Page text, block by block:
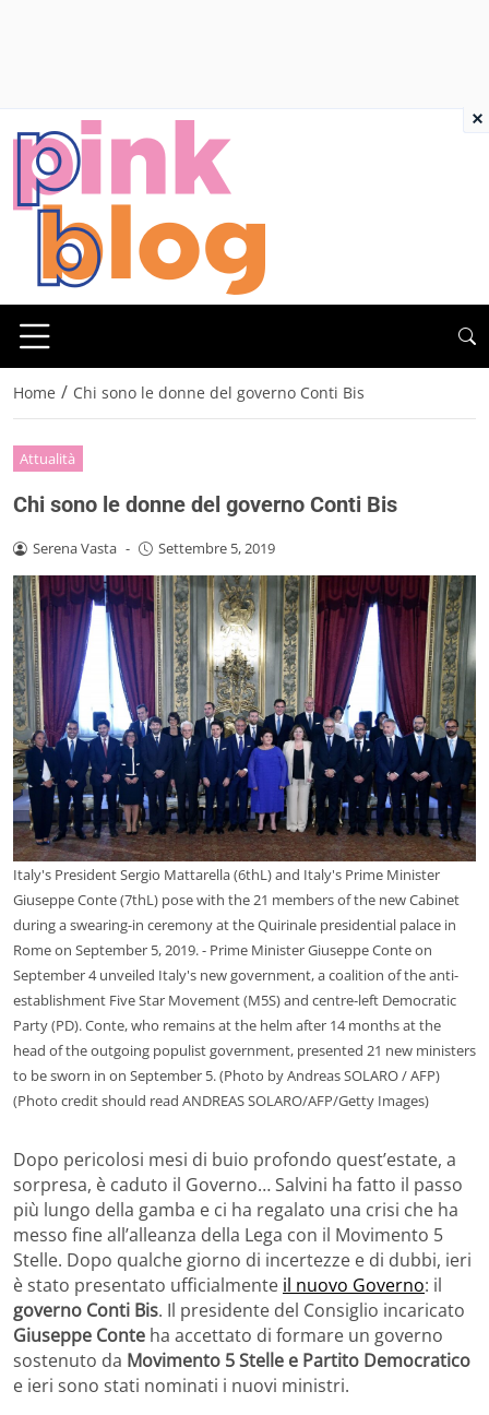
Home / Chi sono le donne del governo Conti Bis
Attualità
Chi sono le donne del governo Conti Bis
Serena Vasta - Settembre 5, 2019
Italy's President Sergio Mattarella (6thL) and Italy's Prime Minister
Giuseppe Conte (7thL) pose with the 21 members of the new Cabinet
during a swearing-in ceremony at the Quirinale presidential palace in
Rome on September 5, 2019. - Prime Minister Giuseppe Conte on
September 4 unveiled Italy's new government, a coalition of the anti-
establishment Five Star Movement (M5S) and centre-left Democratic
Party (PD). Conte, who remains at the helm after 14 months at the
head of the outgoing populist government, presented 21 new ministers
to be sworn in on September 5. (Photo by Andreas SOLARO / AFP)
(Photo credit should read ANDREAS SOLARO/AFP/Getty Images)
Dopo pericolosi mesi di buio profondo quest’estate, a
sorpresa, è caduto il Governo… Salvini ha fatto il passo
più lungo della gamba e ci ha regalato una crisi che ha
messo fine all’alleanza della Lega con il Movimento 5
Stelle. Dopo qualche giorno di incertezze e di dubbi, ieri
è stato presentato ufficialmente il nuovo Governo: il
governo Conti Bis. Il presidente del Consiglio incaricato
Giuseppe Conte ha accettato di formare un governo
sostenuto da Movimento 5 Stelle e Partito Democratico
e ieri sono stati nominati i nuovi ministri.
×